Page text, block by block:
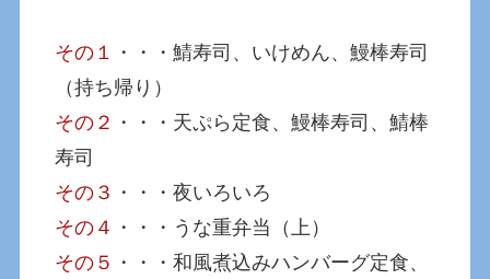
その１ ・・・鯖寿司、いけめん、鰻棒寿司
（持ち帰り）
その２ ・・・天ぷら定食、鰻棒寿司、鯖棒
寿司
その３ ・・・夜いろいろ
その４ ・・・うな重弁当（上）
その５ ・・・和風煮込みハンバーグ定食、